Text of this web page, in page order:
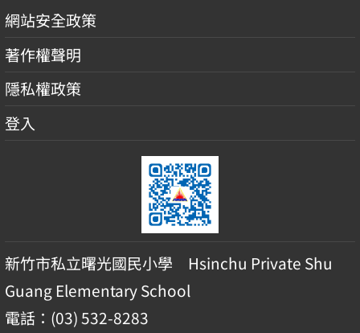
網站安全政策
著作權聲明
隱私權政策
登入
新竹市私立曙光國民小學 Hsinchu Private Shu
Guang Elementary School
電話：(03) 532-8283